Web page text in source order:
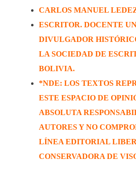
CARLOS MANUEL
ESCRITOR. DOCENTE
DIVULGADOR
LA SOCIEDAD DE
BOLIVIA.
*NDE: LOS TEXTOS
ESTE ESPACIO DE
ABSOLUTA
AUTORES Y NO
LÍNEA EDITORIAL
CONSERVADORA DE